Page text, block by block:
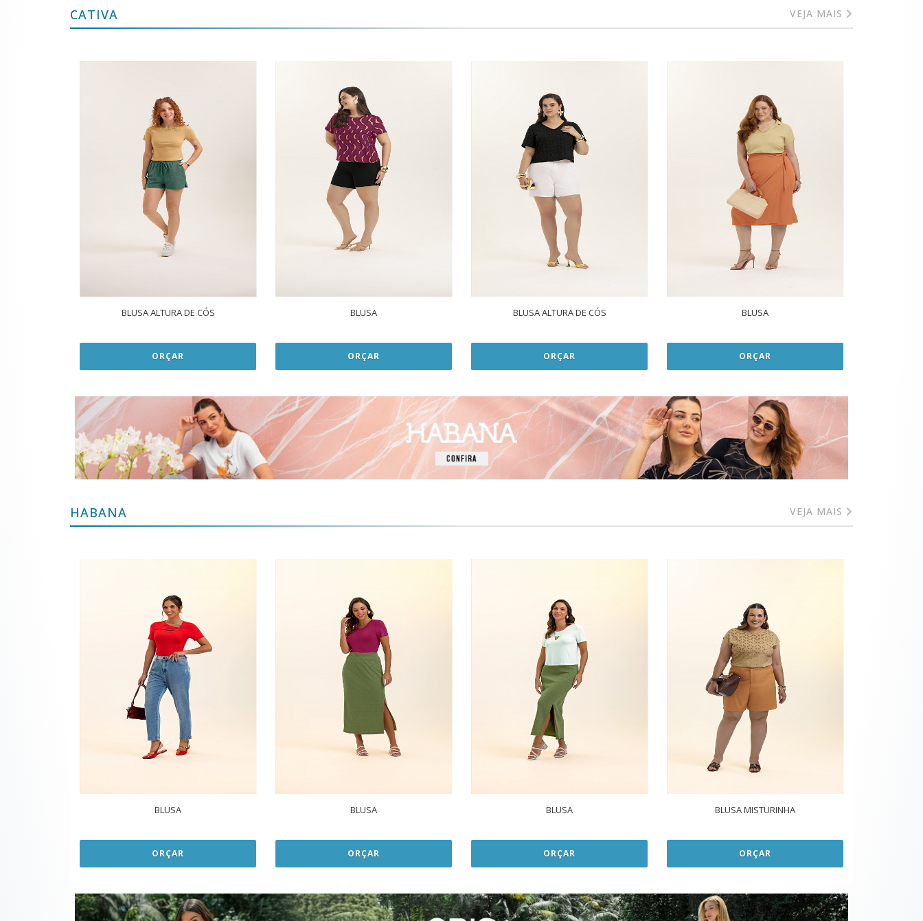
CATIVA VEJA MAIS
BLUSA ALTURA DE CÓS
ORÇAR
BLUSA
ORÇAR
BLUSA ALTURA DE CÓS
ORÇAR
BLUSA
ORÇAR
HABANA VEJA MAIS
BLUSA
ORÇAR
BLUSA
ORÇAR
BLUSA
ORÇAR
BLUSA MISTURINHA
ORÇAR